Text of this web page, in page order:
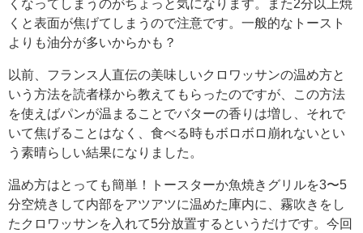
くなってしまうのがちょっと気になります。また2分以上焼
くと表面が焦げてしまうので注意です。一般的なトースト
よりも油分が多いからかも？
以前、フランス人直伝の美味しいクロワッサンの温め方と
いう方法を読者様から教えてもらったのですが、この方法
を使えばパンが温まることでバターの香りは増し、それで
いて焦げることはなく、食べる時もボロボロ崩れないとい
う素晴らしい結果になりました。
温め方はとっても簡単！トースターか魚焼きグリルを3〜5
分空焼きして内部をアツアツに温めた庫内に、霧吹きをし
たクロワッサンを入れて5分放置するというだけです。今回